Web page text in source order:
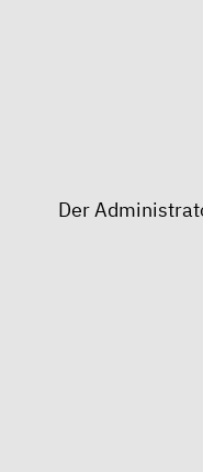
Der